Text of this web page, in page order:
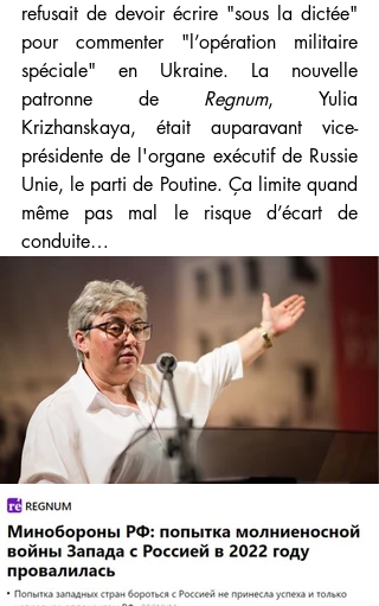
refusait de devoir écrire "sous la dictée"
pour commenter "l’opération militaire
spéciale" en Ukraine. La nouvelle
patronne de Regnum, Yulia
Krizhanskaya, était auparavant vice-
présidente de l'organe exécutif de Russie
Unie, le parti de Poutine. Ça limite quand
même pas mal le risque d’écart de
conduite…